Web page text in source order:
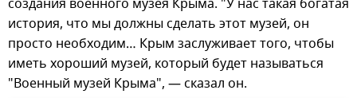
создания военного музея Крыма. "У нас такая богатая
история, что мы должны сделать этот музей, он
просто необходим… Крым заслуживает того, чтобы
иметь хороший музей, который будет называться
"Военный музей Крыма", — сказал он.